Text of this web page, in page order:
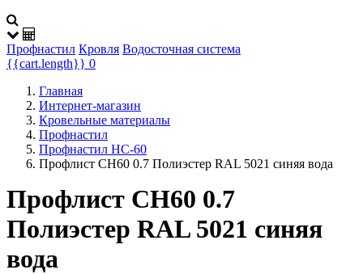
Профнастил Кровля Водосточная система
{{cart.length}} 0
Главная
Интернет-магазин
Кровельные материалы
Профнастил
Профнастил НС-60
Профлист СН60 0.7 Полиэстер RAL 5021 синяя вода
Профлист СН60 0.7
Полиэстер RAL 5021 синяя
вода